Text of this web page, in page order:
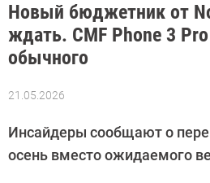
Новый бюджетник от
ждать. CMF Phone 3
обычного
21.05.2026
Автор:
Довлатова
Инсайдеры сообщают о
осень вместо ожидаемого